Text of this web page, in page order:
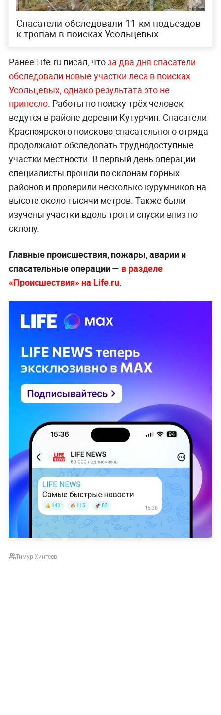
Спасатели обследовали 11 км подъездов
к тропам в поисках Усольцевых
Ранее Life.ru писал, чтоза два дня спасатели
обследовали новые участки леса в поисках
Усольцевых, однако результата это не
принесло. Работы по поиску трёх человек
ведутся в районе деревни Кутурчин. Спасатели
Красноярского поисково-спасательного отряда
продолжают обследовать труднодоступные
участки местности. В первый день операции
специалисты прошли по склонам горных
районов и проверили несколько курумников на
высоте около тысячи метров. Также были
изучены участки вдоль троп и спуски вниз по
склону.
Главные происшествия, пожары, аварии и
спасательные операции — в разделе
«Происшествия» на Life.ru.
Тимур Хингеев